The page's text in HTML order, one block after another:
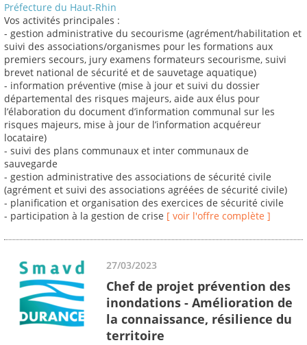
Préfecture du Haut-Rhin
Vos activités principales :
- gestion administrative du secourisme (agrément/habilitation et
suivi des associations/organismes pour les formations aux
premiers secours, jury examens formateurs secourisme, suivi
brevet national de sécurité et de sauvetage aquatique)
- information préventive (mise à jour et suivi du dossier
départemental des risques majeurs, aide aux élus pour
l’élaboration du document d’information communal sur les
risques majeurs, mise à jour de l’information acquéreur
locataire)
- suivi des plans communaux et inter communaux de
sauvegarde
- gestion administrative des associations de sécurité civile
(agrément et suivi des associations agréées de sécurité civile)
- planification et organisation des exercices de sécurité civile
- participation à la gestion de crise [ voir l'offre complète ]
27/03/2023
Chef de projet prévention des
inondations - Amélioration de
la connaissance, résilience du
territoire